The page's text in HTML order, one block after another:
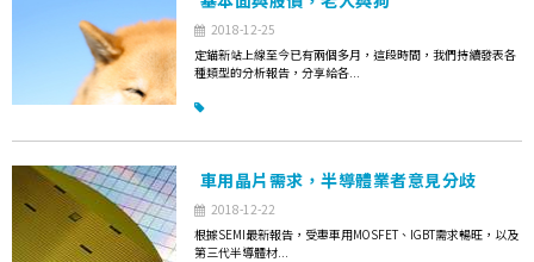
2018-12-25
定錨新站上線至今已有兩個多月，這段時間，我們持續發表各
種類型的分析報告，分享給各...
車用晶片需求，半導體業者意見分歧
2018-12-22
根據SEMI最新報告，受惠車用MOSFET、IGBT需求暢旺，以及
第三代半導體材...